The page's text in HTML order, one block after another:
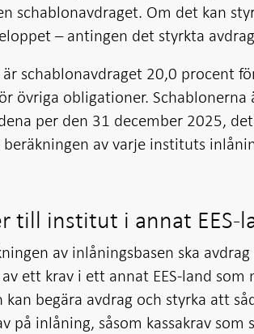
schablonavdraget. Om det kan
– antingen det styrkta
schablonavdraget 20,0 procent
övriga obligationer.
per den 31 december 2025,
av varje instituts
till institut i annat EES-
av inlåningsbasen ska
ett krav i ett annat EES-land som
begära avdrag och styrka att
på inlåning, såsom kassakrav